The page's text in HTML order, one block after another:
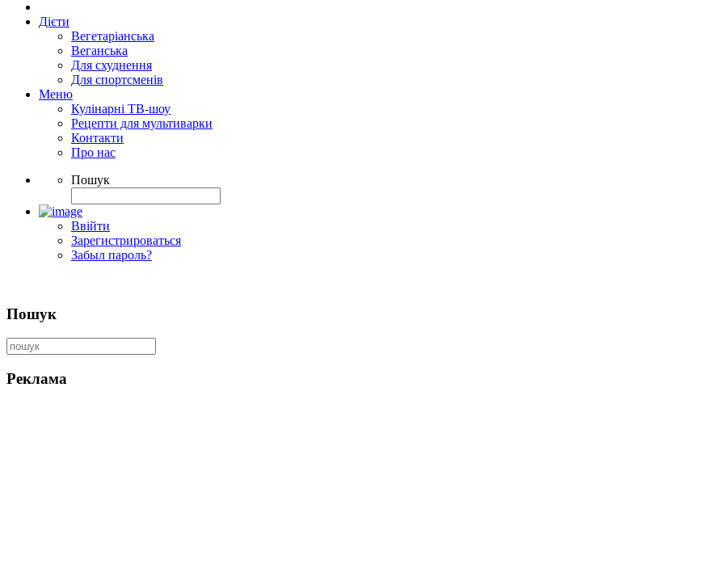
Дієти
Вегетаріанська
Веганська
Для схуднення
Для спортсменів
Меню
Кулінарні ТВ-шоу
Рецепти для мультиварки
Контакти
Про нас
Пошук
Ввійти
Зарегистрироваться
Забыл пароль?
Пошук
Реклама